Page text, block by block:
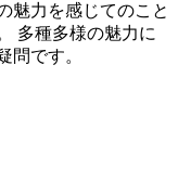
魅力を感じてのこと
多種多様の魅力に
問です。